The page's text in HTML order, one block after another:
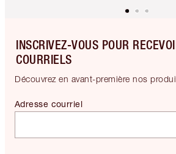
INSCRIVEZ-VOUS POUR
COURRIELS
Découvrez en avant-première nos
Adresse courriel